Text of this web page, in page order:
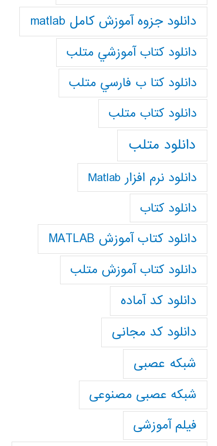
دانلود جزوه آموزش کامل matlab
دانلود كتاب آموزشي متلب
دانلود كتا ب فارسي متلب
دانلود كتاب متلب
دانلود متلب
دانلود نرم افزار Matlab
دانلود کتاب
دانلود کتاب آموزش MATLAB
دانلود کتاب آموزش متلب
دانلود کد آماده
دانلود کد مجانی
شبکه عصبی
شبکه عصبی مصنوعی
فیلم آموزشی